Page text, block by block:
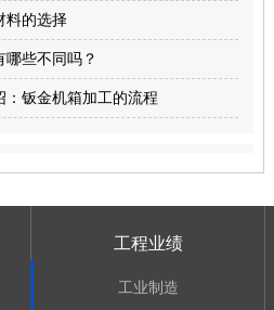
料的选择
些不同吗？
：钣金机箱加工的流程
工程业绩
工业制造